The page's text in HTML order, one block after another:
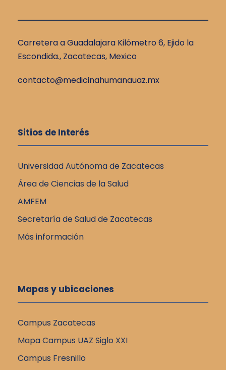
Carretera a Guadalajara Kilómetro 6, Ejido la
Escondida., Zacatecas, Mexico
contacto@medicinahumanauaz.mx
Sitios de Interés
Universidad Autónoma de Zacatecas
Área de Ciencias de la Salud
AMFEM
Secretaría de Salud de Zacatecas
Más información
Mapas y ubicaciones
Campus Zacatecas
Mapa Campus UAZ Siglo XXI
Campus Fresnillo